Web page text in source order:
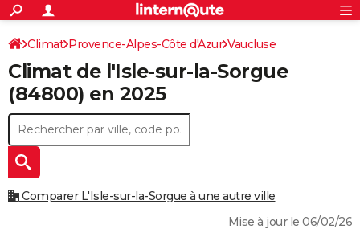
ACTUALITÉS
Politique
Société
Faits Divers
Education
Monde
Villes
+
SPORT
Coupe du monde 2026
Football
Tennis
Cyclisme
Rugby
Forum
Programme TV
TNT
Streaming
Cinéma
Sorties cinéma
Musique
+
FINANCE
Retraite
Impôts
Epargne
Immobilier
Risques naturels par ville
Banque
Assurance
Crédit
AUTO
Essais
Réserver un essai
Citadines
Berlines
SUV
Forum auto
+
HIGH-TECH
Rechercher
S'inscrire
Connexion
Climat Provence-Alpes-Côte d'Azur Vaucluse
L'Isle-sur-la-Sorgue
Climat de l'Isle-sur-la-Sorgue
(84800) en 2025
Comparer L'Isle-sur-la-Sorgue à une autre ville
Mise à jour le 06/02/26